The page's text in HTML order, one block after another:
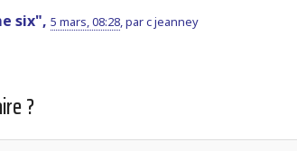
six", 5 mars, 08:28,parc jeanney
?